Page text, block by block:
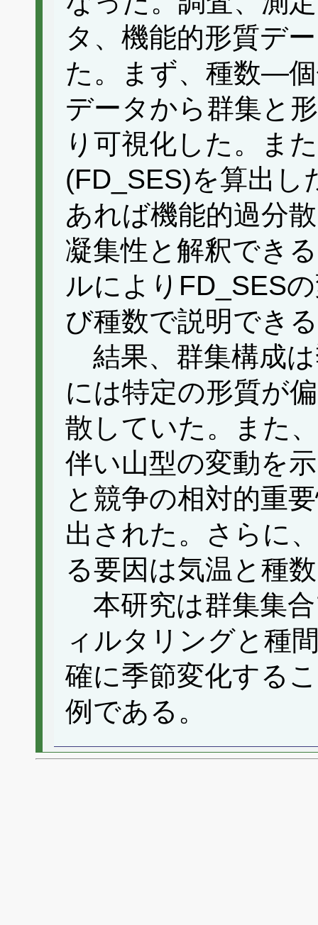
タ、機能的形質デ
た。まず、種数―
データから群集と
り可視化した。ま
(FD_SES)を算出し
あれば機能的過分
凝集性と解釈でき
ルによりFD_SES
び種数で説明でき
結果、群集構成
には特定の形質が
散していた。また
伴い山型の変動を
と競争の相対的重
出された。さらに
る要因は気温と種
本研究は群集集
ィルタリングと種
確に季節変化する
例である。